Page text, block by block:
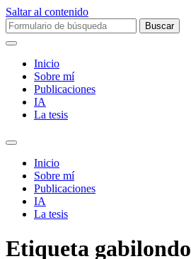
Saltar al contenido
Buscar:
Inicio
Sobre mí­
Publicaciones
IA
La tesis
Alternar
campo
búsqueda
Inicio
Sobre mí­
Publicaciones
IA
La tesis
Etiqueta gabilondo